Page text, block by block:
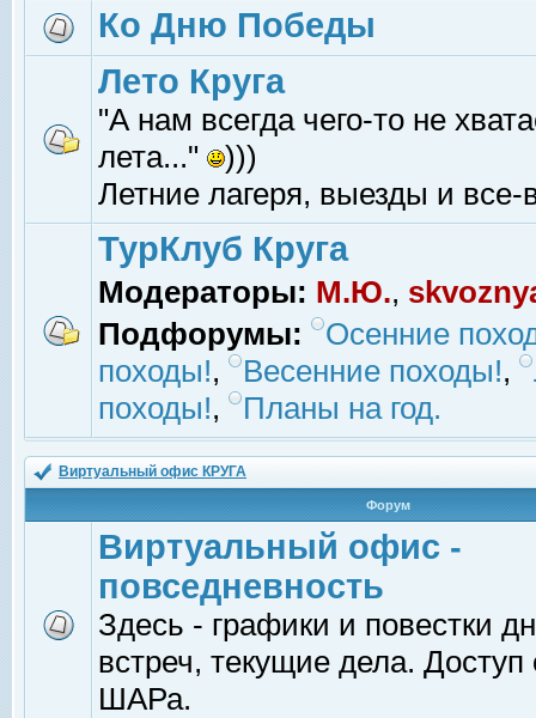
Ко Дню Победы
Лето Круга
"А нам всегда чего-то не
лета..."
)))
Летние лагеря, выезды и все-
ТурКлуб Круга
Модераторы: М.Ю.,
Подфорумы:
Осенние
походы!, Весенние походы!,
походы!, Планы на год.
Виртуальный офис КРУГА
Форум
Виртуальный офис -
повседневность
Здесь - графики и повестки
встреч, текущие дела.
ШАРа.